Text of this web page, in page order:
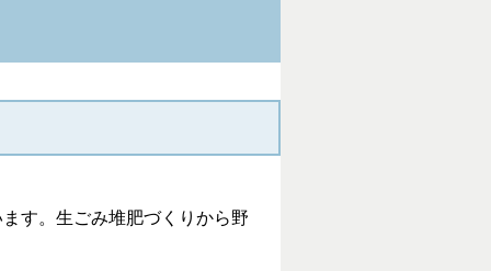
す。生ごみ堆肥づくりから野